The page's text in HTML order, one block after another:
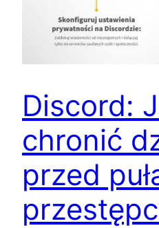
Discord:
chronić
przed